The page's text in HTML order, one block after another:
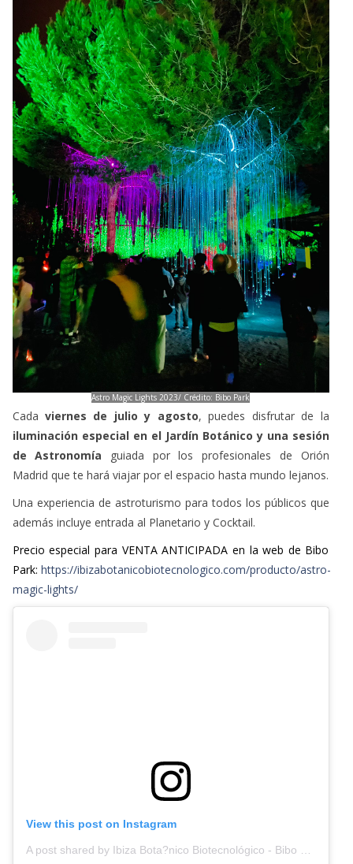
viernes de julio y agosto , puedes disfrutar de la
iluminación especial en el Jardín Botánico y una sesión
guiada por los profesionales de Orión
Madrid que te hará viajar por el espacio hasta mundo lejanos.
Una experiencia de astroturismo para todos los públicos que
además incluye entrada al Planetario y Cocktail.
Precio especial para VENTA ANTICIPADA en la web de Bibo
https://ibizabotanicobiotecnologico.com/producto/astro-
magic-lights/
View this post on Instagram